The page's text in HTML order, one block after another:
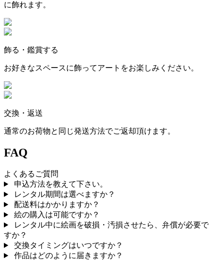
に飾れます。
飾る・鑑賞する
お好きなスペースに飾ってアートをお楽しみください。
交換・返送
通常のお荷物と同じ発送方法でご返却頂けます。
FAQ
よくあるご質問
申込方法を教えて下さい。
レンタル期間は選べますか？
配送料はかかりますか？
絵の購入は可能ですか？
レンタル中に絵画を破損・汚損させたら、弁償が必要で
すか？
交換タイミングはいつですか？
作品はどのように届きますか？